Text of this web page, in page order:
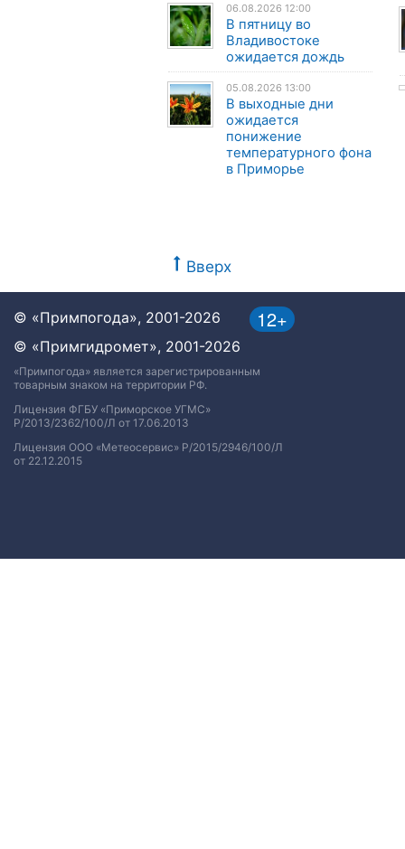
06.08.2026 12:00
В пятницу во
Владивостоке
ожидается дождь
05.08.2026 13:00
В выходные дни
ожидается
понижение
температурного фона
в Приморье
Вверх
12+
© «Примпогода», 2001-2026
© «Примгидромет», 2001-2026
«Примпогода» является зарегистрированным
товарным знаком на территории РФ.
Лицензия ФГБУ «Приморское УГМС»
Р/2013/2362/100/Л от 17.06.2013
Лицензия ООО «Метеосервис» Р/2015/2946/100/Л
от 22.12.2015